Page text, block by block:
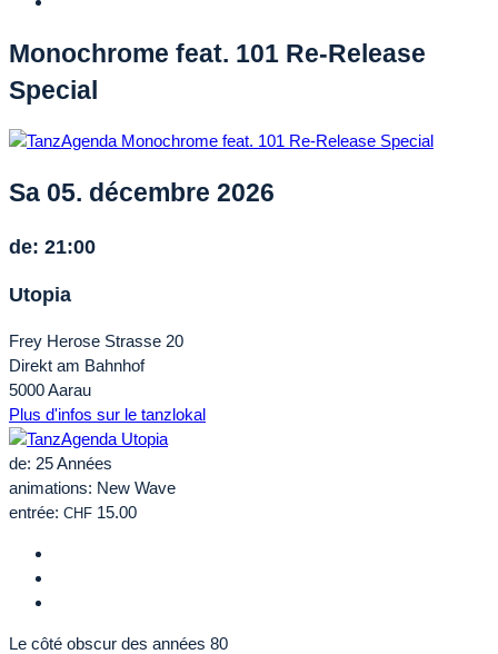
Monochrome feat. 101 Re-Release
Special
Sa 05. décembre 2026
de: 21:00
Utopia
Frey Herose Strasse 20
Direkt am Bahnhof
5000 Aarau
Plus d'infos sur le tanzlokal
de: 25 Années
animations: New Wave
entrée: CHF 15.00
Le côté obscur des années 80